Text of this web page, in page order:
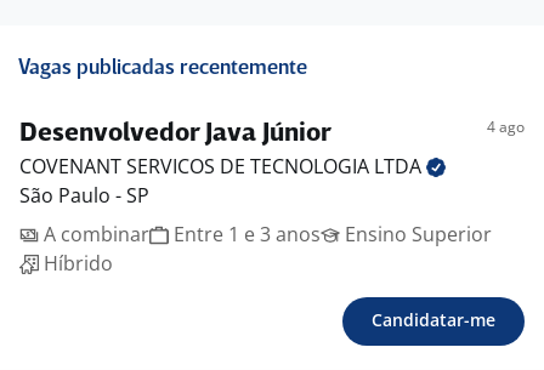
Vagas publicadas recentemente
Desenvolvedor Java Júnior 4 ago
COVENANT SERVICOS DE TECNOLOGIA LTDA
São Paulo - SP
A combinar
Entre 1 e 3 anos
Ensino Superior
Híbrido
Candidatar-me